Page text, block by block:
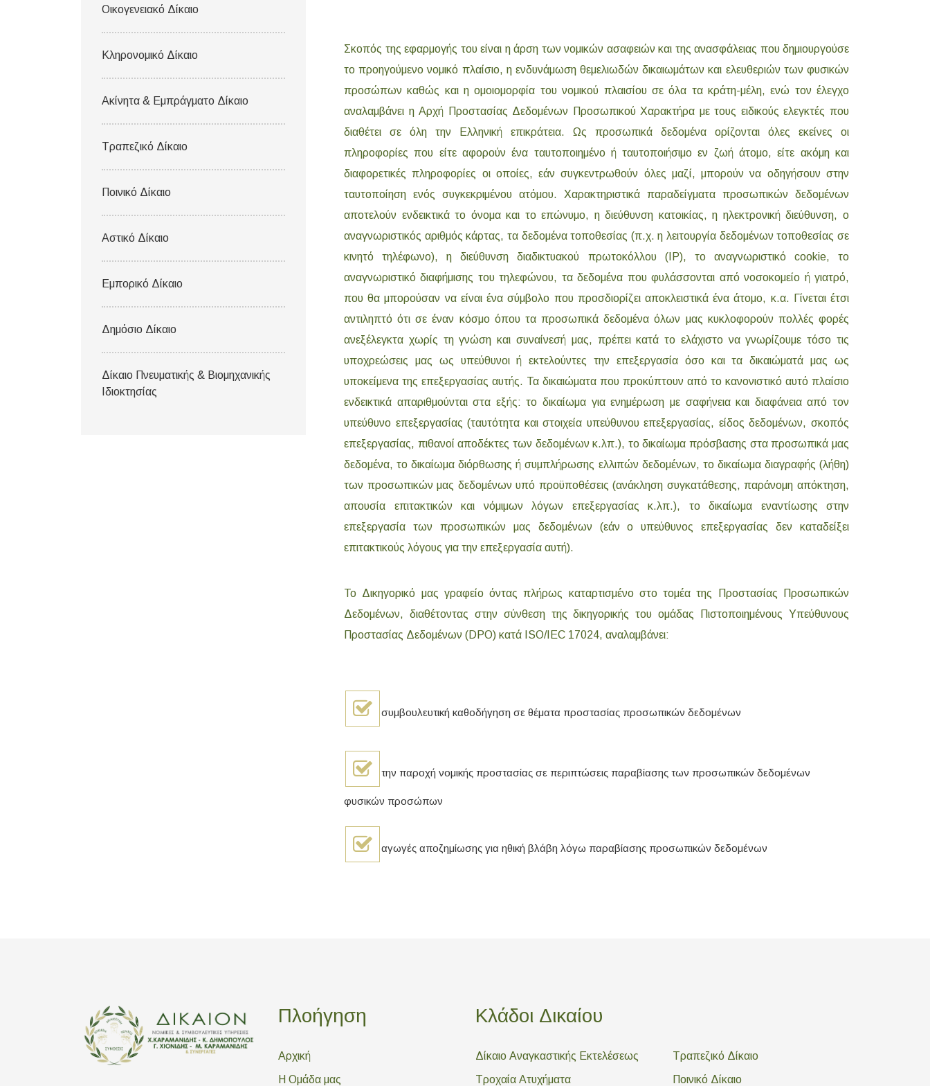
Οικογενειακό Δίκαιο
Κληρονομικό Δίκαιο
Ακίνητα & Εμπράγματο Δίκαιο
Τραπεζικό Δίκαιο
Ποινικό Δίκαιο
Αστικό Δίκαιο
Εμπορικό Δίκαιο
Δημόσιο Δίκαιο
Δίκαιο Πνευματικής & Βιομηχανικής
Ιδιοκτησίας
Σκοπός της εφαρμογής του είναι η άρση των νομικών ασαφειών και της ανασφάλειας που δημιουργούσε
το προηγούμενο νομικό πλαίσιο, η ενδυνάμωση θεμελιωδών δικαιωμάτων και ελευθεριών των φυσικών
προσώπων καθώς και η ομοιομορφία του νομικού πλαισίου σε όλα τα κράτη-μέλη, ενώ τον έλεγχο
αναλαμβάνει η Αρχή Προστασίας Δεδομένων Προσωπικού Χαρακτήρα με τους ειδικούς ελεγκτές που
διαθέτει σε όλη την Ελληνική επικράτεια. Ως προσωπικά δεδομένα ορίζονται όλες εκείνες οι
πληροφορίες που είτε αφορούν ένα ταυτοποιημένο ή ταυτοποιήσιμο εν ζωή άτομο, είτε ακόμη και
διαφορετικές πληροφορίες οι οποίες, εάν συγκεντρωθούν όλες μαζί, μπορούν να οδηγήσουν στην
ταυτοποίηση ενός συγκεκριμένου ατόμου. Χαρακτηριστικά παραδείγματα προσωπικών δεδομένων
αποτελούν ενδεικτικά το όνομα και το επώνυμο, η διεύθυνση κατοικίας, η ηλεκτρονική διεύθυνση, ο
αναγνωριστικός αριθμός κάρτας, τα δεδομένα τοποθεσίας (π.χ. η λειτουργία δεδομένων τοποθεσίας σε
κινητό τηλέφωνο), η διεύθυνση διαδικτυακού πρωτοκόλλου (IP), το αναγνωριστικό cookie, το
αναγνωριστικό διαφήμισης του τηλεφώνου, τα δεδομένα που φυλάσσονται από νοσοκομείο ή γιατρό,
που θα μπορούσαν να είναι ένα σύμβολο που προσδιορίζει αποκλειστικά ένα άτομο, κ.α. Γίνεται έτσι
αντιληπτό ότι σε έναν κόσμο όπου τα προσωπικά δεδομένα όλων μας κυκλοφορούν πολλές φορές
ανεξέλεγκτα χωρίς τη γνώση και συναίνεσή μας, πρέπει κατά το ελάχιστο να γνωρίζουμε τόσο τις
υποχρεώσεις μας ως υπεύθυνοι ή εκτελούντες την επεξεργασία όσο και τα δικαιώματά μας ως
υποκείμενα της επεξεργασίας αυτής. Τα δικαιώματα που προκύπτουν από το κανονιστικό αυτό πλαίσιο
ενδεικτικά απαριθμούνται στα εξής: το δικαίωμα για ενημέρωση με σαφήνεια και διαφάνεια από τον
υπεύθυνο επεξεργασίας (ταυτότητα και στοιχεία υπεύθυνου επεξεργασίας, είδος δεδομένων, σκοπός
επεξεργασίας, πιθανοί αποδέκτες των δεδομένων κ.λπ.), το δικαίωμα πρόσβασης στα προσωπικά μας
δεδομένα, το δικαίωμα διόρθωσης ή συμπλήρωσης ελλιπών δεδομένων, το δικαίωμα διαγραφής (λήθη)
των προσωπικών μας δεδομένων υπό προϋποθέσεις (ανάκληση συγκατάθεσης, παράνομη απόκτηση,
απουσία επιτακτικών και νόμιμων λόγων επεξεργασίας κ.λπ.), το δικαίωμα εναντίωσης στην
επεξεργασία των προσωπικών μας δεδομένων (εάν ο υπεύθυνος επεξεργασίας δεν καταδείξει
επιτακτικούς λόγους για την επεξεργασία αυτή).
Το Δικηγορικό μας γραφείο όντας πλήρως καταρτισμένο στο τομέα της Προστασίας Προσωπικών
Δεδομένων, διαθέτοντας στην σύνθεση της δικηγορικής του ομάδας Πιστοποιημένους Υπεύθυνους
Προστασίας Δεδομένων (DPO) κατά ISO/IEC 17024, αναλαμβάνει:
συμβουλευτική καθοδήγηση σε θέματα προστασίας προσωπικών δεδομένων
την παροχή νομικής προστασίας σε περιπτώσεις παραβίασης των προσωπικών δεδομένων
φυσικών προσώπων
αγωγές αποζημίωσης για ηθική βλάβη λόγω παραβίασης προσωπικών δεδομένων
Πλοήγηση
Αρχική
Η Ομάδα μας
Κλάδοι Δικαίου
Δίκαιο Αναγκαστικής Εκτελέσεως
Τροχαία Ατυχήματα
Τραπεζικό Δίκαιο
Ποινικό Δίκαιο